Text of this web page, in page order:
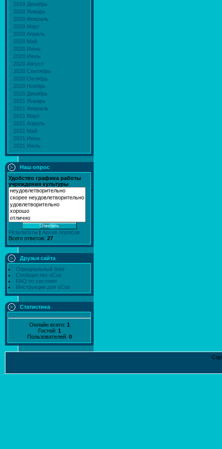
2019 Декабрь
2020 Январь
2020 Февраль
2020 Март
2020 Апрель
2020 Май
2020 Июнь
2020 Июль
2020 Август
2020 Сентябрь
2020 Октябрь
2020 Ноябрь
2020 Декабрь
2021 Январь
2021 Февраль
2021 Март
2021 Апрель
2021 Май
2021 Июнь
2021 Июль
Наш опрос
Удобство графика работы
учреждения культуры
Результаты | Архив опросов
Всего ответов: 27
Друзья сайта
Официальный блог
Сообщество uCoz
FAQ по системе
Инструкции для uCoz
Статистика
Онлайн всего: 1
Гостей: 1
Пользователей: 0